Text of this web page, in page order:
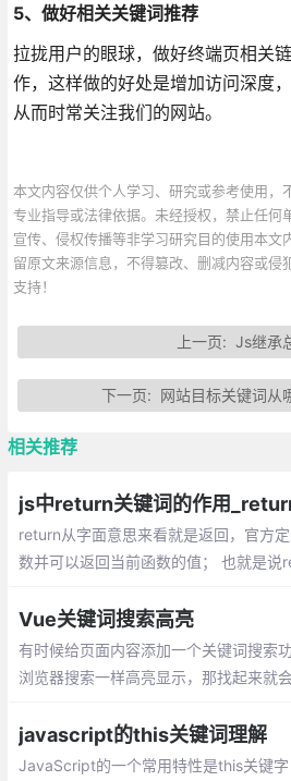
5、做好相关关键词推荐
拉拢用户的眼球，做好终端页相关
作，这样做的好处是增加访问深度
从而时常关注我们的网站。
本文内容仅供个人学习、研究或参考使用，
专业指导或法律依据。未经授权，禁止任何
宣传、侵权传播等非学习研究目的使用本文
留原文来源信息，不得篡改、删减内容或侵
支持！
上一页:Js继承
下一页: 网站目标关键词从
相关推荐
js中return关键词的作用
return从字面意思来看就是返回，官方
数并可以返回当前函数的值； 也就是
Vue关键词搜索高亮
有时候给页面内容添加一个关键词搜索
浏览器搜索一样高亮显示，那找起来就
javascript的this关键词理解
JavaScript的一个常用特性是this关键